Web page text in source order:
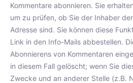
Kommentare abonnieren. Sie
um zu prüfen, ob Sie der Inhaber
Adresse sind. Sie können diese
Link in den Info-Mails abbestellen.
Abonnierens von Kommentaren
in diesem Fall gelöscht; wenn Sie
Zwecke und an anderer Stelle (z.B.